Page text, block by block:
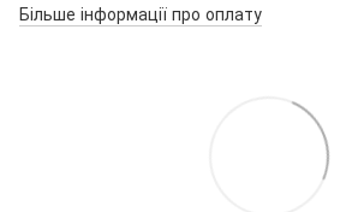
Більше інформації про оплату